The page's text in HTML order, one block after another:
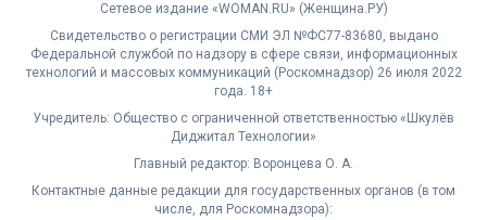
Сетевое издание «WOMAN.RU» (Женщина.РУ)
Свидетельство о регистрации СМИ ЭЛ №ФС77-83680, выдано
Федеральной службой по надзору в сфере связи, информационных
технологий и массовых коммуникаций (Роскомнадзор) 26 июля 2022
года. 18+
Учредитель: Общество с ограниченной ответственностью «Шкулёв
Диджитал Технологии»
Главный редактор: Воронцева О. А.
Контактные данные редакции для государственных органов (в том
числе, для Роскомнадзора):